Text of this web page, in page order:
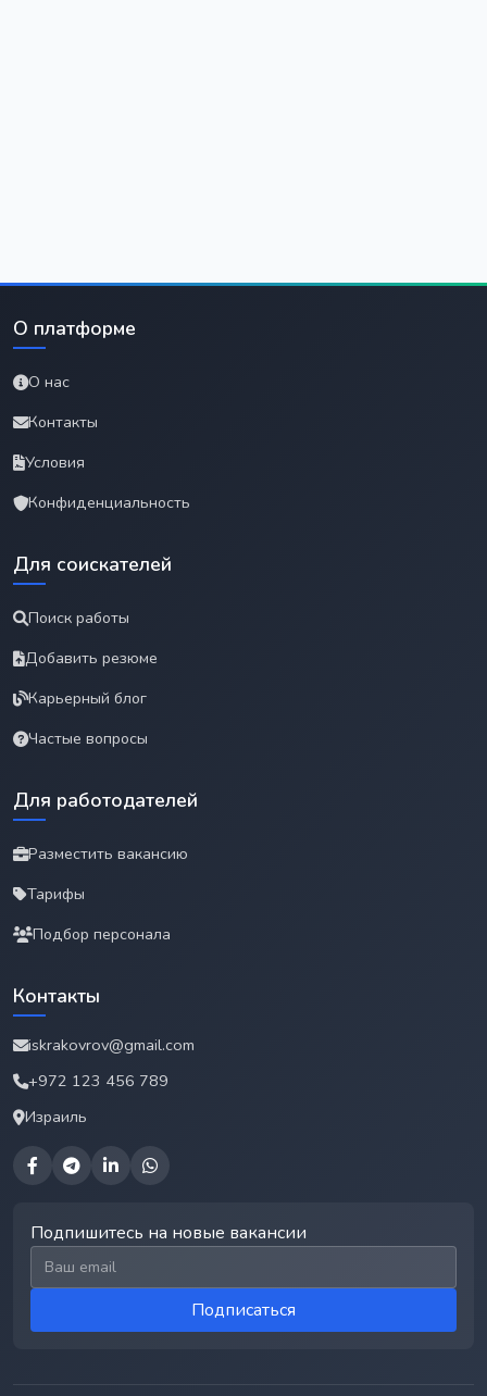
О платформе
О нас
Контакты
Условия
Конфиденциальность
Для соискателей
Поиск работы
Добавить резюме
Карьерный блог
Частые вопросы
Для работодателей
Разместить вакансию
Тарифы
Подбор персонала
Контакты
iskrakovrov@gmail.com
+972 123 456 789
Израиль
Подпишитесь на новые вакансии
Email для подписки
Подписаться